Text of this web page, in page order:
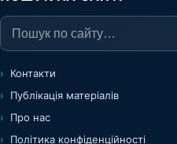
Контакти
Публікація матеріалів
Про нас
Політика конфіденційності